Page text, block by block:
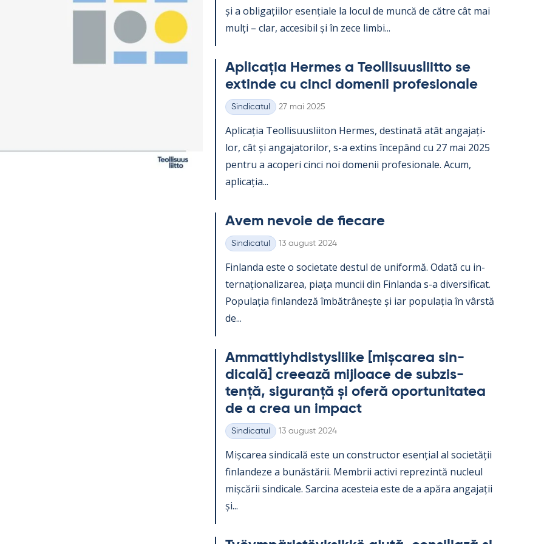
și a obli­gații­lor esențiale la locul de muncă de către cât mai
mulți – clar, acce­si­bil și în zece limbi...
Aplicația Her­mes a Teol­li­suus­liitto se
ex­tinde cu cinci do­me­nii pro­fe­sio­nale
Categorii
Sindicatul Kirjoitettu
27 mai 2025
Aplicația Teol­li­suus­lii­ton Her­mes, des­ti­nată atât an­ga­jați­
lor, cât și an­ga­ja­to­ri­lor, s-a ex­tins începând cu 27 mai 2025
pentru a aco­peri cinci noi do­me­nii pro­fe­sio­nale. Acum,
aplicația...
Avem ne­voie de fiecare
Categorii
Sindicatul Kirjoitettu
13 august 2024
Fin­landa este o socie­tate des­tul de uni­formă. Odată cu in­
ter­națio­na­liza­rea, piața muncii din Fin­landa s-a di­ver­si­ficat.
Po­pu­lația fin­lan­deză îmbătrâ­nește și iar po­pu­lația în vârstă
de...
Am­mat­tiyh­dis­tys­liike [mișca­rea sin­
dicală] cree­ază mij­loace de subzis­
tență, si­gu­ranță și oferă opor­tu­ni­ta­tea
de a crea un im­pact
Categorii
Sindicatul Kirjoitettu
13 august 2024
Mișca­rea sin­dicală este un con­struc­tor esențial al societății
fin­lan­deze a bunăstă­rii. Mem­brii ac­tivi reprezintă nucleul
mișcă­rii sin­dicale. Sarcina aces­teia este de a apăra an­ga­jații
și...